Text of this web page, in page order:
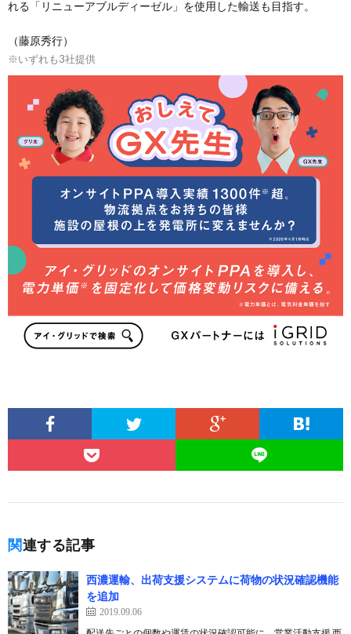
れる「リニューアブルディーゼル」を使用した輸送も目指す。
（藤原秀行）
※いずれも3社提供
関連する記事
西濃運輸、出荷支援システムに荷物の状況確認機能
を追加
2019.09.06